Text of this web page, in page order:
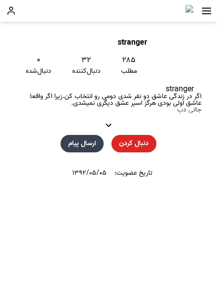
stranger
۲۸۵
مطلب
۳۲
دنبال‌کننده
۰
دنبال‌شده
stranger
اگر در زندگی عاشق دو نفر شدی دومی رو انتخاب کن.زیرا اگر واقعا
عاشق اولی بودی هرگز اسیر عشق دیگری نمیشدی.
جانی دپ
دنبال کردن ارسال پیام
تاریخ عضویت: ۱۳۹۲/۰۵/۰۵